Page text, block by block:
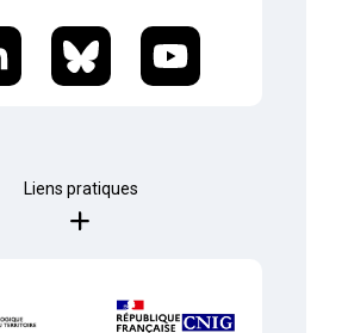
Liens pratiques